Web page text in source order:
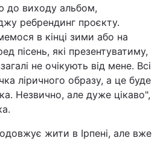
до виходу альбом,
ребрендинг проєкту.
в кінці зими або на
пісень, які презентуватиму,
не очікують від мене. Всі
ліричного образу, а це буде
Незвично, але дуже цікаво",
жити в Ірпені, але вже